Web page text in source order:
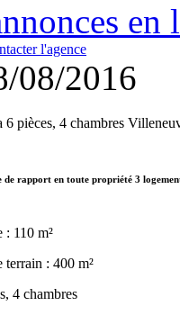
en
l'agence
08/2016
pièces, 4 chambres
de rapport en toute propriété 3
: 110 m²
terrain : 400 m²
4 chambres